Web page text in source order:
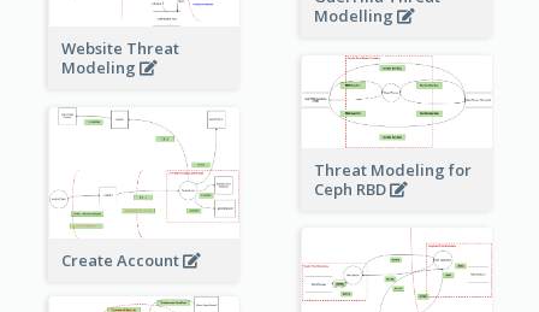
Modelling
Website Threat
Modeling
Threat Modeling for
Ceph RBD
Create Account